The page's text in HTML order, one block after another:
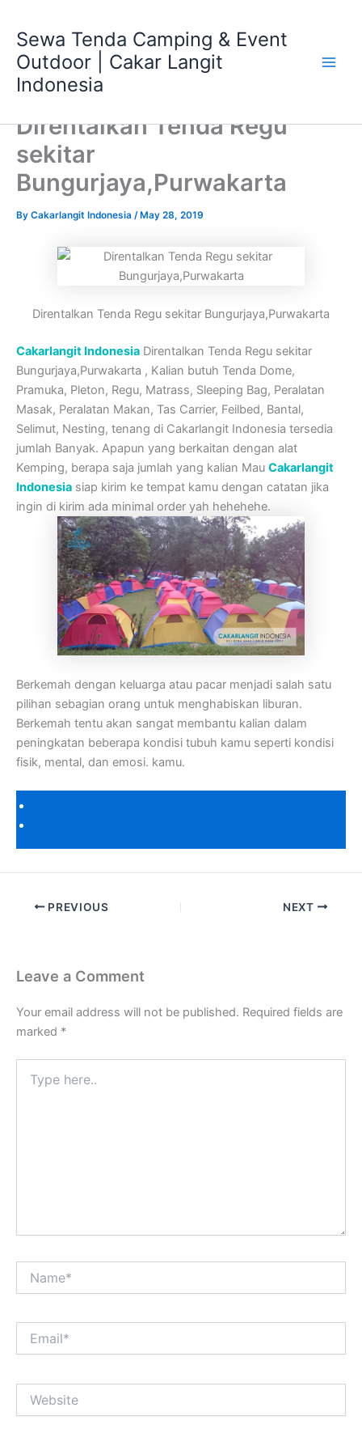
content
Sewa Tenda Camping & Event
Outdoor | Cakar Langit
Indonesia
Direntalkan Tenda Regu
sekitar
Bungurjaya,Purwakarta
By Cakarlangit Indonesia / May 28, 2019
Direntalkan Tenda Regu sekitar Bungurjaya,Purwakarta
Cakarlangit Indonesia Direntalkan Tenda Regu sekitar
Bungurjaya,Purwakarta , Kalian butuh Tenda Dome,
Pramuka, Pleton, Regu, Matrass, Sleeping Bag, Peralatan
Masak, Peralatan Makan, Tas Carrier, Feilbed, Bantal,
Selimut, Nesting, tenang di Cakarlangit Indonesia tersedia
jumlah Banyak. Apapun yang berkaitan dengan alat
Kemping, berapa saja jumlah yang kalian Mau Cakarlangit
Indonesia siap kirim ke tempat kamu dengan catatan jika
ingin di kirim ada minimal order yah hehehehe.
Berkemah dengan keluarga atau pacar menjadi salah satu
pilihan sebagian orang untuk menghabiskan liburan.
Berkemah tentu akan sangat membantu kalian dalam
peningkatan beberapa kondisi tubuh kamu seperti kondisi
fisik, mental, dan emosi. kamu.
PREVIOUS NEXT
Leave a Comment
Your email address will not be published. Required fields are
marked *
here..